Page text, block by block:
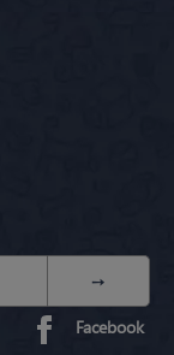
Facebook